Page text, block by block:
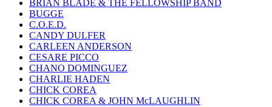
BRIAN BLADE & THE FELLOWSHIP BAND
BUGGE
C.O.E.D.
CANDY DULFER
CARLEEN ANDERSON
CESARE PICCO
CHANO DOMINGUEZ
CHARLIE HADEN
CHICK COREA
CHICK COREA & JOHN McLAUGHLIN